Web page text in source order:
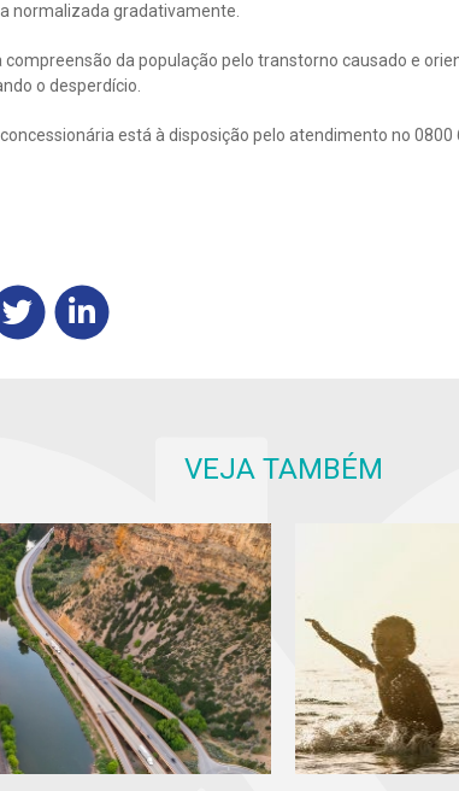
normalizada gradativamente.
compreensão da população pelo transtorno causado e
o desperdício.
está à disposição pelo atendimento no 0800
VEJA TAMBÉM